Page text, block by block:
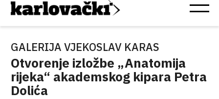
GALERIJA VJEKOSLAV KARAS
Otvorenje izložbe „Anatomija
rijeka“ akademskog kipara Petra
Dolića